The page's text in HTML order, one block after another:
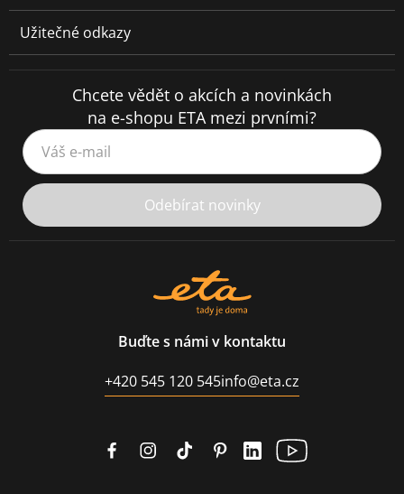
Užitečné odkazy
Chcete vědět o akcích a novinkách
na e-shopu ETA mezi prvními?
Váš e-mail
Odebírat novinky
Buďte s námi v kontaktu
+420 545 120 545info@eta.cz